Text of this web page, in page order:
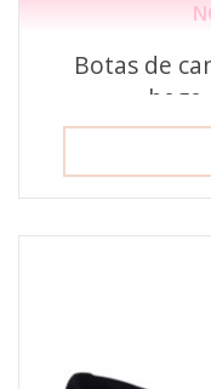
Botas de
bege